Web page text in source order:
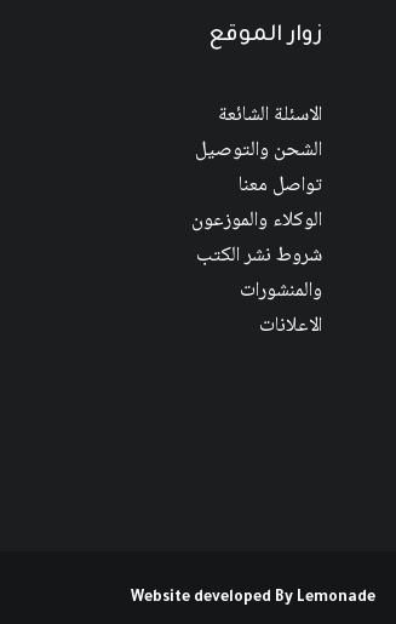
زوار الموقع
الاسئلة الشائعة
الشحن والتوصيل
تواصل معنا
الوكلاء والموزعون
شروط نشر الكتب
والمنشورات
الاعلانات
Website developed By Lemonade